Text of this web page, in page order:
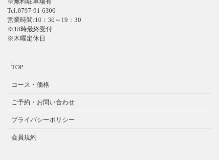
Tel:0797-91-6300
営業時間:10：30～19：30
※18時最終受付
※木曜定休日
TOP
コース・価格
ご予約・お問い合わせ
プライバシーポリシー
会員規約